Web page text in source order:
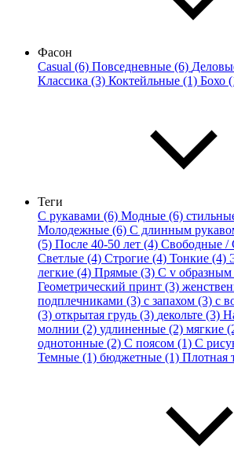
Фасон
Casual (6) Повседневные (6)
Классика (3) Коктейльные (1) Бохо
Теги
С рукавами (6) Модные (6)
Молодежные (6) С длинным
(5) После 40-50 лет (4) Свободные /
Светлые (4) Строгие (4) Тонкие (4)
легкие (4) Прямые (3) С v образным
Геометрический принт (3)
подплечниками (3) с запахом (3) с
(3) открытая грудь (3) декольте (3)
молнии (2) удлиненные (2) мягкие
однотонные (2) С поясом (1) С
Темные (1) бюджетные (1) Плотная